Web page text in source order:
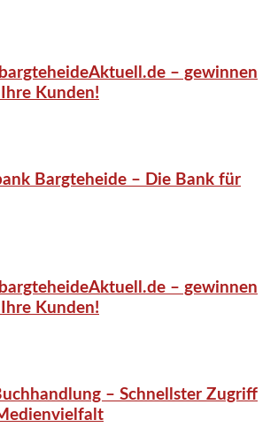
– gewinnen
Kunden!
Bargteheide – Die Bank für
– gewinnen
Kunden!
– Schnellster Zugriff